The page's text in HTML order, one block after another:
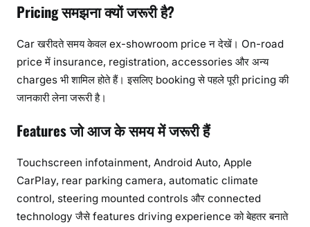
Pricing समझना क्यों जरूरी है?
Car खरीदते समय केवल ex-showroom price न देखें। On-road
price में insurance, registration, accessories और अन्य
charges भी शामिल होते हैं। इसलिए booking से पहले पूरी pricing की
जानकारी लेना जरूरी है।
Features जो आज के समय में जरूरी हैं
Touchscreen infotainment, Android Auto, Apple
CarPlay, rear parking camera, automatic climate
control, steering mounted controls और connected
technology जैसे features driving experience को बेहतर बनाते